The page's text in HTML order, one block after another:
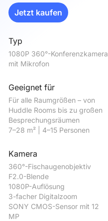
Jetzt kaufen
Typ
1080P 360°-Konferenzkamera
mit Mikrofon
Geeignet für
Für alle Raumgrößen – von
Huddle Rooms bis zu großen
Besprechungsräumen
7–28 m² | 4–15 Personen
Kamera
360°-Fischaugenobjektiv
F2.0-Blende
1080P-Auflösung
3-facher Digitalzoom
SONY CMOS-Sensor mit 12
MP